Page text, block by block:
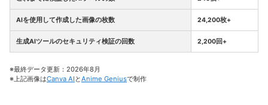
AIを使用して作成した画像の枚数 24,200枚+
生成AIツールのセキュリティ検証の回数 2,200回+
※最終データ更新：2026年8月
※上記画像はCanva AI とAnime Geniusで制作